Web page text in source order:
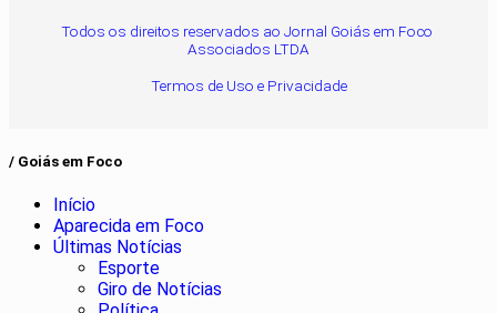
Todos os direitos reservados ao Jornal Goiás em Foco
Associados LTDA
Termos de Uso e Privacidade
/ Goiás em Foco
Início
Aparecida em Foco
Últimas Notícias
Esporte
Giro de Notícias